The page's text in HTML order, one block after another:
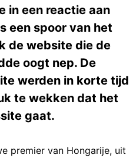
in een reactie aan
een spoor van het
de website die de
oogt nep. De
werden in korte tijd
te wekken dat het
gaat.
premier van Hongarije, uit